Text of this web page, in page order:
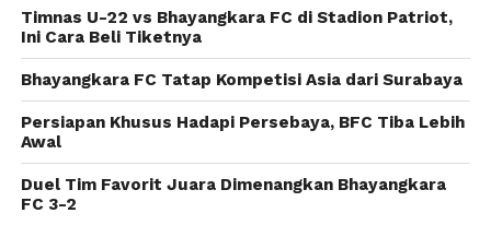
Selain itu, dari posisi klasemen sementara,
Bhayangkara FC juga lebih unggul dibanding
dengan Persija. Tim berjuluk The Guardian tersebut
kini berada di posisi ke-2 dengan torehan 30 angka.
Sedangkan Persija berada di posisi ke-5 dengan 25
angka. “Di pertandingan terakhir kami bertindak
sebagai tim tamu,” kata dia.
Timnas U-22 vs Bhayangkara FC di Stadion Patriot,
Ini Cara Beli Tiketnya
Bhayangkara FC Tatap Kompetisi Asia dari Surabaya
Persiapan Khusus Hadapi Persebaya, BFC Tiba Lebih
Awal
Duel Tim Favorit Juara Dimenangkan Bhayangkara
FC 3-2